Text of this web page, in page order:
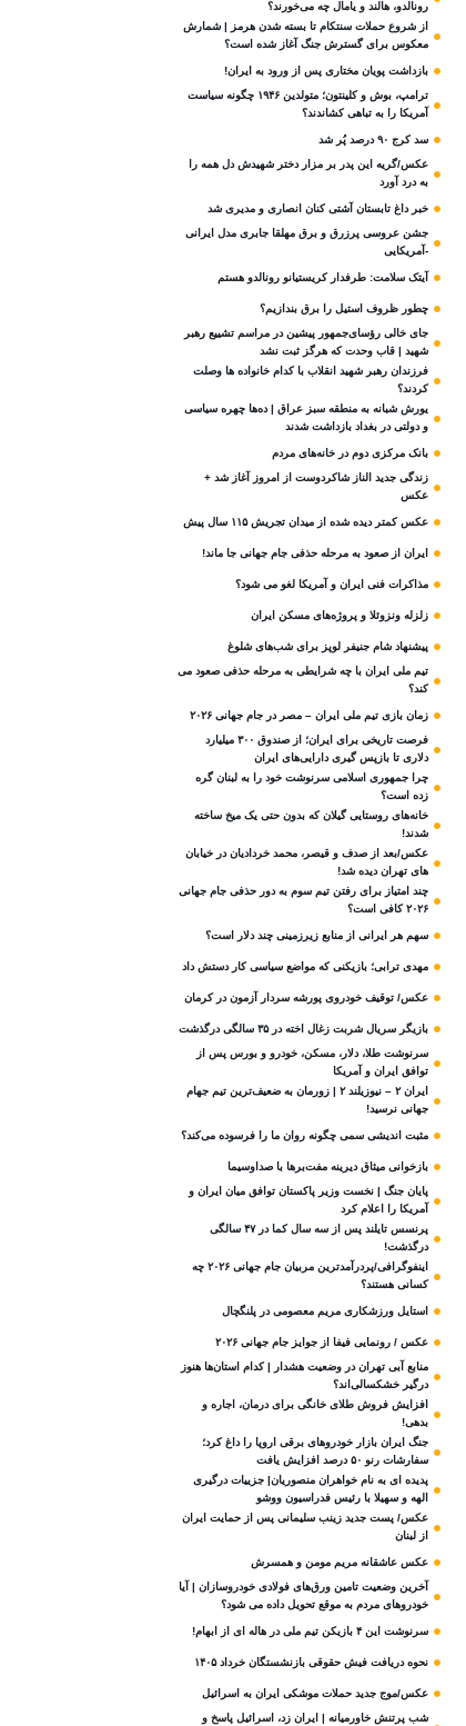
رونالدو، هالند و یامال چه می‌خورند؟
از شروع حملات سنتکام تا بسته شدن هرمز | شمارش
معکوس برای گسترش جنگ آغاز شده است؟
بازداشت پویان مختاری پس از ورود به ایران!
ترامپ، بوش و کلینتون؛ متولدین ۱۹۴۶ چگونه سیاست
آمریکا را به تباهی کشاندند؟
سد کرج ۹۰ درصد پُر شد
عکس/گریه این پدر بر مزار دختر شهیدش دل همه را
به درد آورد
خبر داغ تابستان آشتی کنان انصاری و مدیری شد
جشن عروسی پرزرق و برق مهلقا جابری مدل ایرانی
-آمریکایی
آیتک سلامت: طرفدار کریستیانو رونالدو هستم
چطور ظروف استیل را برق بندازیم؟
جای خالی رؤسای‌جمهور پیشین در مراسم تشییع رهبر
شهید | قاب وحدت که هرگز ثبت نشد
فرزندان رهبر شهید انقلاب با کدام خانواده ها وصلت
کردند؟
یورش شبانه به منطقه سبز عراق | ده‌ها چهره سیاسی
و دولتی در بغداد بازداشت شدند
بانک مرکزی دوم در خانه‌های مردم
زندگی جدید الناز شاکردوست از امروز آغاز شد +
عکس
عکس کمتر دیده شده از میدان تجریش ۱۱۵ سال پیش
ایران از صعود به مرحله حذفی جام جهانی جا ماند!
مذاکرات فنی ایران و آمریکا لغو می شود؟
زلزله ونزوئلا و پروژه‌های مسکن ایران
پیشنهاد شام جنیفر لوپز برای شب‌های شلوغ
تیم ملی ایران با چه شرایطی به مرحله حذفی صعود می
کند؟
زمان بازی تیم ملی ایران – مصر در جام جهانی ۲۰۲۶
فرصت تاریخی برای ایران؛ از صندوق ۳۰۰ میلیارد
دلاری تا بازپس گیری دارایی‌های ایران
چرا جمهوری اسلامی سرنوشت خود را به لبنان گره
زده است؟
خانه‌های روستایی گیلان که بدون حتی یک میخ ساخته
شدند!
عکس/بعد از صدف و قیصر، محمد خردادیان در خیابان
های تهران دیده شد!
چند امتیاز برای رفتن تیم سوم به دور حذفی جام جهانی
۲۰۲۶ کافی است؟
سهم هر ایرانی از منابع زیرزمینی چند دلار است؟
مهدی ترابی؛ بازیکنی که مواضع سیاسی‌ کار دستش داد
عکس/ توقیف خودروی پورشه سردار آزمون در کرمان
بازیگر سریال شربت زغال‌ اخته در ۳۵ سالگی درگذشت
سرنوشت طلا، دلار، مسکن، خودرو و بورس پس از
توافق ایران و آمریکا
ایران ۲ – نیوزیلند ۲ | زورمان به ضعیف‌ترین تیم جهام
جهانی نرسید!
مثبت‌ اندیشی سمی چگونه روان ما را فرسوده می‌کند؟
بازخوانی میثاق دیرینه مفت‌برها با صداوسیما
پایان جنگ | نخست وزیر پاکستان توافق میان ایران و
آمریکا را اعلام کرد
پرنسس تایلند پس از سه سال کما در ۴۷ سالگی
درگذشت!
اینفوگرافی/پردرآمدترین مربیان جام جهانی ۲۰۲۶ چه
کسانی هستند؟
استایل ورزشکاری مریم معصومی در پلنگچال
عکس / رونمایی فیفا از جوایز جام جهانی ۲۰۲۶
منابع آبی تهران در وضعیت هشدار | کدام استان‌ها هنوز
درگیر خشکسالی‌اند؟
افزایش فروش طلای خانگی برای درمان، اجاره و
بدهی!
جنگ ایران بازار خودروهای برقی اروپا را داغ کرد؛
سفارشات رنو ۵۰ درصد افزایش یافت
پدیده ای به نام خواهران منصوریان| جزییات درگیری
الهه و سهیلا با رئیس فدراسیون ووشو
عکس/ پست جدید زینب سلیمانی پس از حمایت ایران
از لبنان
عکس عاشقانه مریم مومن و همسرش
آخرین وضعیت تامین ورق‌های فولادی خودروسازان | آیا
خودروهای مردم به موقع تحویل داده می شود؟
سرنوشت این ۴ بازیکن تیم ملی در هاله ای از ابهام!
نحوه دریافت فیش حقوقی بازنشستگان خرداد ۱۴۰۵
عکس/موج جدید حملات موشکی ایران به اسرائیل
شب پرتنش خاورمیانه | ایران زد، اسرائیل پاسخ و